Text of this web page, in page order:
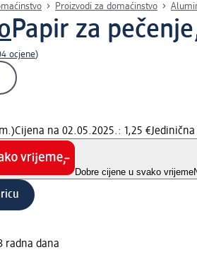
Proizvodi za domaćinstvo
Papir za
ocjene)
Cijena na 02.05.2025.: 1,25 €
Dobre cijene u svako vrijeme
radna dana